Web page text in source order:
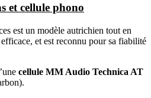
et cellule phono
est un modèle autrichien tout en
et est reconnu pour sa fiabilité
cellule MM Audio Technica AT